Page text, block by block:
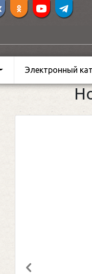
Электронный